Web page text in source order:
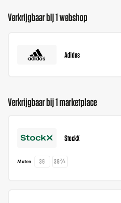
Verkrijgbaar bij 1 webshop
Adidas
Verkrijgbaar bij 1 marketplace
StockX
Maten 36 36⅔